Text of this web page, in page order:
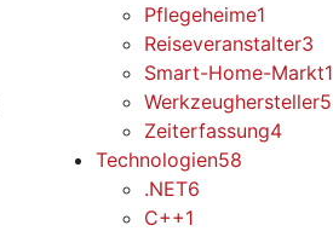
Pflegeheime1
Reiseveranstalter3
Smart-Home-Markt1
Werkzeughersteller5
Zeiterfassung4
Technologien58
.NET6
C++1